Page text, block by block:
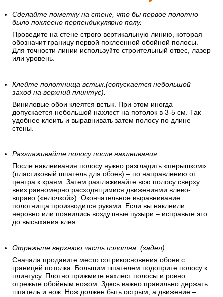
Сделайте пометку на стене, что бы первое полотно
было поклеено перпендикулярно полу.
Проведите на стене строго вертикальную линию, которая
обозначит границу первой поклеенной обойной полосы.
Для точности линии используйте строительный отвес, лазер
или уровень.
Клейте полотнища встык.(допускается небольшой
заход на верхний плинтус).
Виниловые обои клеятся встык. При этом иногда
допускается небольшой нахлест на потолок в 3-5 см. Так
удобнее клеить и выравнивать затем полосу по длине
стены.
Разглаживайте полосу после наклеивания.
После наклеивания полосу нужно разгладить «перышком»
(пластиковый шпатель для обоев) – по направлению от
центра к краям. Затем разглаживайте всю полосу сверху
вниз равномерно расходящимися движениями влево-
вправо («елочкой»). Окончательное выравнивание
полотнища производится руками. Если вы наклеили
неровно или появились воздушные пузыри – исправьте это
до высыхания клея.
Отрежьте верхнюю часть полотна. (задел).
Сначала продавите место соприкосновения обоев с
границей потолка. Большим шпателем подоприте полосу к
плинтусу. Плотно прижмите нахлест полосы и ровно
отрежьте обойным ножом. Здесь важно правильно держать
шпатель и нож. Нож должен быть острым, а движение –